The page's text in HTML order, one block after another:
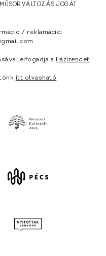
JOGÁT
/ reklamáció:
elfogadja a Házirendet.
itt olvasható.